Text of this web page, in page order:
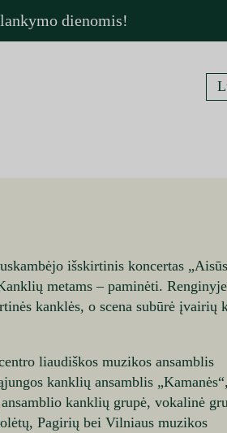
dienomis!
išskirtinis koncertas „Aisūs
metams – paminėti. Renginyje
kanklės, o scena subūrė įvairių
liaudiškos muzikos ansamblis
kanklių ansamblis „Kamanės“,
kanklių grupė, vokalinė
Pagirių bei Vilniaus muzikos